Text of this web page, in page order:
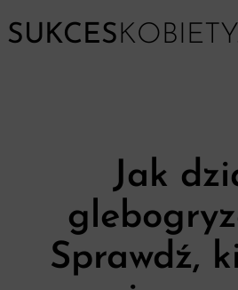
SUKCES
Jak
Sprawdź,